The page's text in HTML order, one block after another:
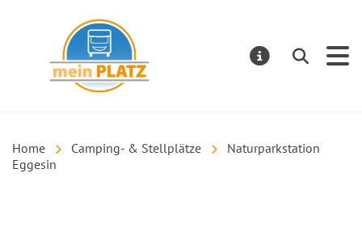
Suchen
Home Camping- & Stellplätze
Naturparkstation
Eggesin